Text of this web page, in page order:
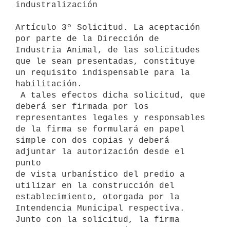
industralización
Artículo 3º Solicitud. La aceptación
por parte de la Dirección de
Industria Animal, de las solicitudes
que le sean presentadas, constituye
un requisito indispensable para la
habilitación.
deberá ser firmada por los
representantes legales y responsables
de la firma se formulará en papel
simple con dos copias y deberá
adjuntar la autorización desde el
punto
de vista urbanístico del predio a
utilizar en la construcción del
establecimiento, otorgada por la
Intendencia Municipal respectiva.
Junto con la solicitud, la firma